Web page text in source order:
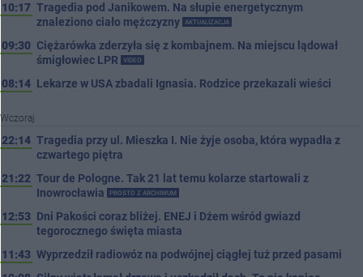
10:17 Tragedia pod Janikowem. Na słupie energetycznym
znaleziono ciało mężczyzny
AKTUALIZACJA
09:30 Ciężarówka zderzyła się z kombajnem. Na miejscu lądował
śmigłowiec LPR
VIDEO
08:14 Lekarze w USA zbadali Ignasia. Rodzice przekazali wieści
Wczoraj
22:14 Tragedia przy ul. Mieszka I. Nie żyje osoba, która wypadła z
czwartego piętra
21:22 Tour de Pologne. Tak 21 lat temu kolarze startowali z
Inowrocławia
PROSTO Z ARCHIWUM
12:53 Dni Pakości coraz bliżej. ENEJ i Dżem wśród gwiazd
tegorocznego święta miasta
11:43 Wyprzedził radiowóz na podwójnej ciągłej tuż przed pasami